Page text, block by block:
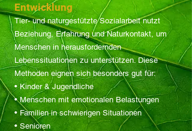
Entwicklung
Tier- und naturgestützte Sozialarbeit nutzt
Beziehung, Erfahrung und Naturkontakt, um
Menschen in herausfordernden
Lebenssituationen zu unterstützen. Diese
Methoden eignen sich besonders gut für:
• Kinder & Jugendliche
• Menschen mit emotionalen Belastungen
• Familien in schwierigen Situationen
• Senioren